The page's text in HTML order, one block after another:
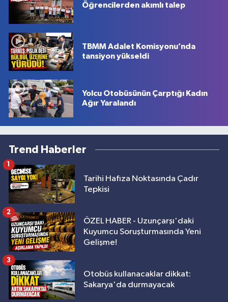
Öğrencilerden akımlı talep
TBMM Adalet Komisyonu’nda
tansiyon yükseldi
Yolcu Otobüsünün Çarptığı Kadın
Ağır Yaralandı
Trend Haberler
Tarihi Hafıza Noktasında Çadır
Tepkisi
1
ÖZEL HABER - Uzunçarşı'daki
Kuyumcu Soruşturmasında Yeni
Gelişme!
2
Otobüs kullanacaklar dikkat:
Sakarya'da durmayacak
3